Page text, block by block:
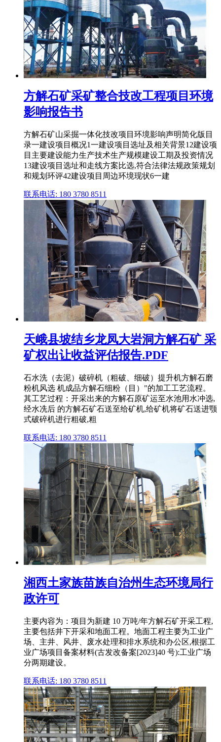
方解石矿采矿整合技改工程项目环境
影响报告书
方解石矿山采掘一体化技改项目环境影响声明简化版目
录一建设项目概况1一建设项目选址及相关背景12建设项
目主要建设能力生产技术生产规模建设工期及投资情况
13建设项目选址和走线方案比选,符合法律法规政策规划
和规划环评42建设项目周边环境现状6一建
联系电话: 180 3780 8511
天峨县坡结乡龙凤大岩洞方解石矿 采
矿权出让收益评估报告.PDF
石水洗（去泥）破碎机（粗破、细破）提升机方解石磨
粉机风选 机成品方解石细粉（目）"的加工工艺流程。
其工艺过程：开采出来的方解石原矿运至水池用水冲选,
经水冼后 的方解石矿石送至给矿机,给矿机将矿石送进颚
式破碎机进行粗破,粗
联系电话: 180 3780 8511
湘西土家族苗族自治州生态环境局行
政许可
主要内容为：项目为新建 10 万吨/年方解石矿开采工程,
主要包括井下开采和地面工程。地面工程主要为工业广
场、主井、风井、废水处理和排水系统和办公区,根据工
业广场项目备案材料(古发改备案[2023]40 号):工业广场
分两期建设。
联系电话: 180 3780 8511